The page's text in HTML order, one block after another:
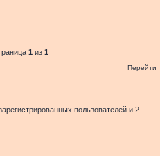
1 из 1
Перейти
пользователей и 2